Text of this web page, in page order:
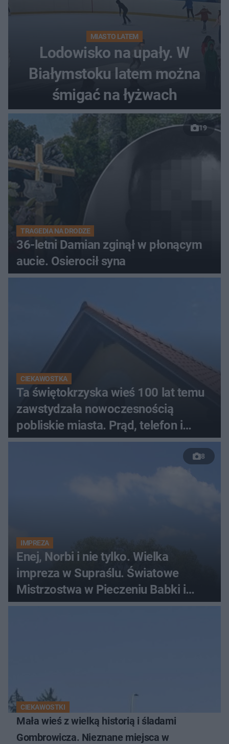
MIASTO LATEM
Lodowisko na upały. W
Białymstoku latem można
śmigać na łyżwach
19
TRAGEDIA NA DRODZE
36-letni Damian zginął w płonącym
aucie. Osierocił syna
CIEKAWOSTKA
Ta świętokrzyska wieś 100 lat temu
zawstydzała nowoczesnością
pobliskie miasta. Prąd, telefon i
luksusowa auta
8
IMPREZA
Enej, Norbi i nie tylko. Wielka
impreza w Supraślu. Światowe
Mistrzostwa w Pieczeniu Babki i
Kiszki Ziemniaczanej
CIEKAWOSTKI
Mała wieś z wielką historią i śladami
Gombrowicza. Nieznane miejsca w